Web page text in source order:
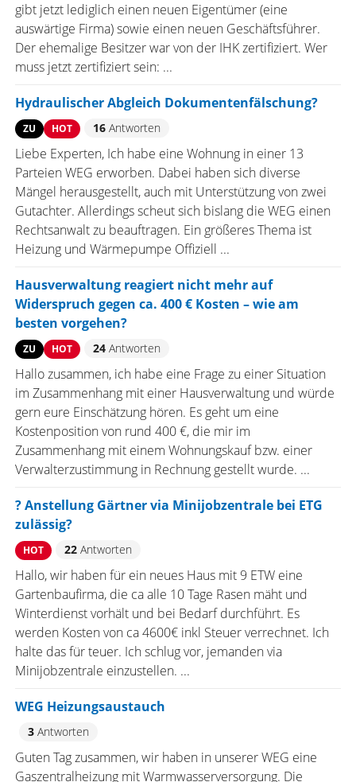
gibt jetzt lediglich einen neuen Eigentümer (eine
auswärtige Firma) sowie einen neuen Geschäftsführer.
Der ehemalige Besitzer war von der IHK zertifiziert. Wer
muss jetzt zertifiziert sein: ...
Hydraulischer Abgleich Dokumentenfälschung?
ZU HOT 16Antworten
Liebe Experten, Ich habe eine Wohnung in einer 13
Parteien WEG erworben. Dabei haben sich diverse
Mängel herausgestellt, auch mit Unterstützung von zwei
Gutachter. Allerdings scheut sich bislang die WEG einen
Rechtsanwalt zu beauftragen. Ein größeres Thema ist
Heizung und Wärmepumpe Offiziell ...
Hausverwaltung reagiert nicht mehr auf
Widerspruch gegen ca. 400 € Kosten – wie am
besten vorgehen?
ZU HOT 24Antworten
Hallo zusammen, ich habe eine Frage zu einer Situation
im Zusammenhang mit einer Hausverwaltung und würde
gern eure Einschätzung hören. Es geht um eine
Kostenposition von rund 400 €, die mir im
Zusammenhang mit einem Wohnungskauf bzw. einer
Verwalterzustimmung in Rechnung gestellt wurde. ...
? Anstellung Gärtner via Minijobzentrale bei ETG
zulässig?
HOT 22Antworten
Hallo, wir haben für ein neues Haus mit 9 ETW eine
Gartenbaufirma, die ca alle 10 Tage Rasen mäht und
Winterdienst vorhält und bei Bedarf durchführt. Es
werden Kosten von ca 4600€ inkl Steuer verrechnet. Ich
halte das für teuer. Ich schlug vor, jemanden via
Minijobzentrale einzustellen. ...
WEG Heizungsaustauch
3Antworten
Guten Tag zusammen, wir haben in unserer WEG eine
Gaszentralheizung mit Warmwasserversorgung. Die